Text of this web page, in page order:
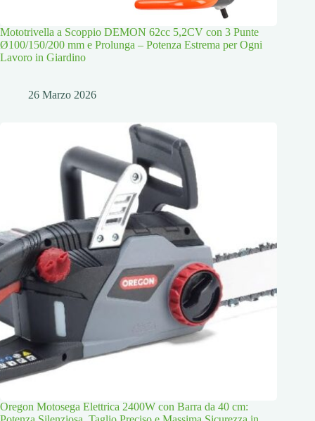
Mototrivella a Scoppio DEMON 62cc 5,2CV con 3 Punte
Ø100/150/200 mm e Prolunga – Potenza Estrema per Ogni
Lavoro in Giardino
26 Marzo 2026
Oregon Motosega Elettrica 2400W con Barra da 40 cm: